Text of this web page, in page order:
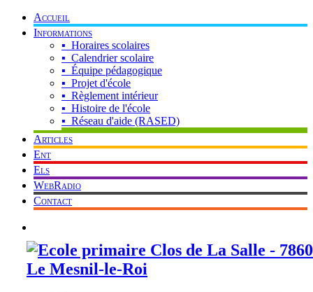
Accueil
Informations
▪ Horaires scolaires
▪ Calendrier scolaire
▪ Équipe pédagogique
▪ Projet d'école
▪ Règlement intérieur
▪ Histoire de l'école
▪ Réseau d'aide (RASED)
Articles
Ent
Els
WebRadio
Contact